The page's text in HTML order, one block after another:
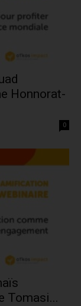
Honnorat-
0
Tomasi...